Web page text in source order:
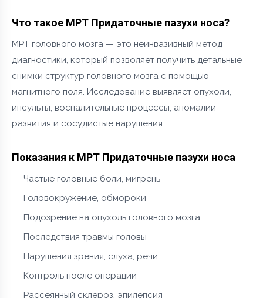
Что такое МРТ Придаточные пазухи носа?
МРТ головного мозга — это неинвазивный метод
диагностики, который позволяет получить детальные
снимки структур головного мозга с помощью
магнитного поля. Исследование выявляет опухоли,
инсульты, воспалительные процессы, аномалии
развития и сосудистые нарушения.
Показания к МРТ Придаточные пазухи носа
Частые головные боли, мигрень
Головокружение, обмороки
Подозрение на опухоль головного мозга
Последствия травмы головы
Нарушения зрения, слуха, речи
Контроль после операции
Рассеянный склероз, эпилепсия